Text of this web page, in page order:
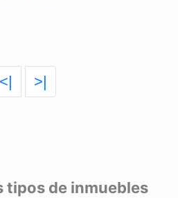
<| >|
tipos de inmuebles